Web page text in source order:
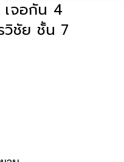
เจอกัน 4
วิชัย ชั้น 7